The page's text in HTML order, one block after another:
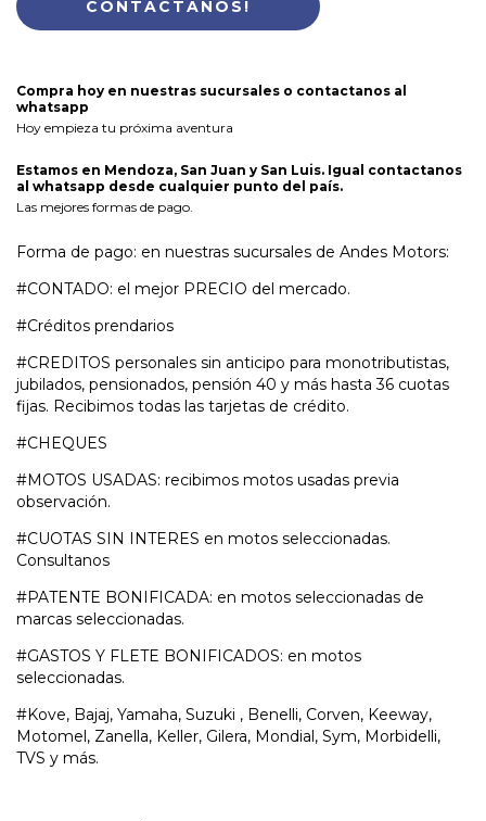
Compra hoy en nuestras sucursales o contactanos al
whatsapp
Hoy empieza tu próxima aventura
Estamos en Mendoza, San Juan y San Luis. Igual contactanos
al whatsapp desde cualquier punto del país.
Las mejores formas de pago.
Forma de pago: en nuestras sucursales de Andes Motors:
#CONTADO: el mejor PRECIO del mercado.
#Créditos prendarios
#CREDITOS personales sin anticipo para monotributistas,
jubilados, pensionados, pensión 40 y más hasta 36 cuotas
fijas. Recibimos todas las tarjetas de crédito.
#CHEQUES
#MOTOS USADAS: recibimos motos usadas previa
observación.
#CUOTAS SIN INTERES en motos seleccionadas.
Consultanos
#PATENTE BONIFICADA: en motos seleccionadas de
marcas seleccionadas.
#GASTOS Y FLETE BONIFICADOS: en motos
seleccionadas.
#Kove, Bajaj, Yamaha, Suzuki , Benelli, Corven, Keeway,
Motomel, Zanella, Keller, Gilera, Mondial, Sym, Morbidelli,
TVS y más.